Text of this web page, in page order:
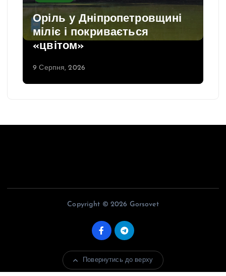
Оріль у Дніпропетровщині
міліє і покривається
«цвітом»
9 Серпня, 2026
Copyright © 2026 Gorsovet
Повернутись до верху